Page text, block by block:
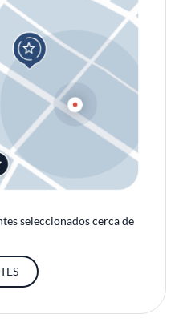
seleccionados cerca de